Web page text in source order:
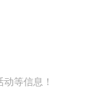
等信息！